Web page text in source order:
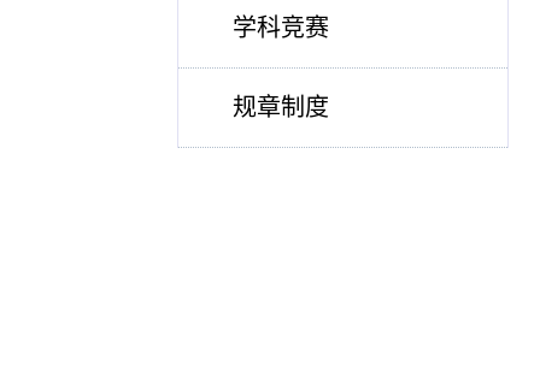
学科竞赛
规章制度